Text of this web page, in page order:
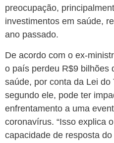
preocupação,
investimentos em saúde,
ano passado.
De acordo com o ex-
o país perdeu R$9 bilhões
saúde, por conta da Lei do
segundo ele, pode ter
enfrentamento a uma
coronavírus. “Isso explica
capacidade de resposta